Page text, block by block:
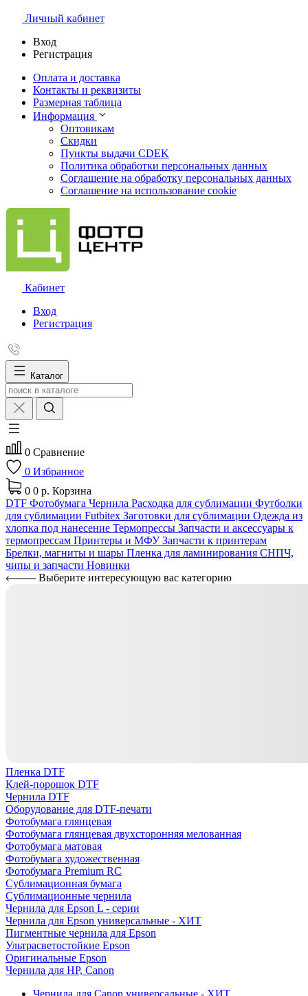
Личный кабинет
Вход
Регистрация
Оплата и доставка
Контакты и реквизиты
Размерная таблица
Информация
Оптовикам
Скидки
Пункты выдачи CDEK
Политика обработки персональных данных
Соглашение на обработку персональных данных
Соглашение на использование cookie
Кабинет
Вход
Регистрация
Каталог
0 Сравнение
0 Избранное
0 0 р. Корзина
DTF Фотобумага Чернила Расходка для сублимации Футболки
для сублимации Futbitex Заготовки для сублимации Одежда из
хлопка под нанесение Термопрессы Запчасти и аксессуары к
термопрессам Принтеры и МФУЗапчасти к принтерам
Брелки, магниты и шары Пленка для ламинирования СНПЧ,
чипы и запчасти Новинки
Выберите интересующую вас категорию
Пленка DTF
Клей-порошок DTF
Чернила DTF
Оборудование для DTF-печати
Фотобумага глянцевая
Фотобумага глянцевая двухсторонняя мелованная
Фотобумага матовая
Фотобумага художественная
Фотобумага Premium RC
Сублимационная бумага
Сублимационные чернила
Чернила для Epson L - серии
Чернила для Epson универсальные - ХИТ
Пигментные чернила для Epson
Ультрасветостойкие Epson
Оригинальные Epson
Чернила для HP, Canon
Чернила для Canon универсальные - ХИТ